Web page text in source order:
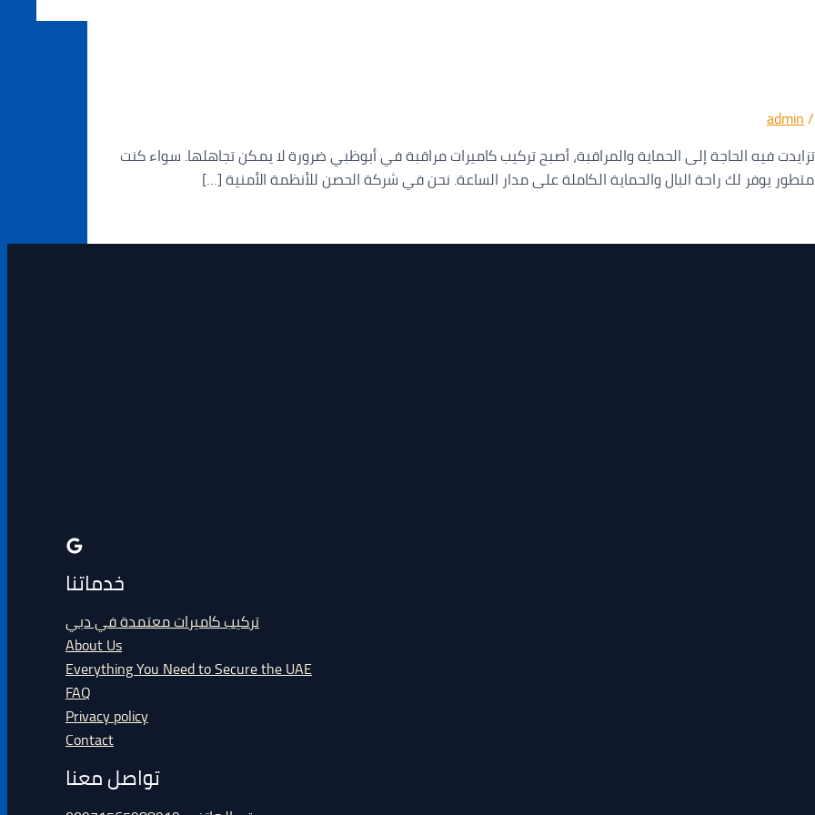
/
admin
مراقبة في أبوظبي اتصل بنا 0565988919 في عصر تزايدت فيه الحاجة إلى الحماية والمراقبة، أصبح تركيب كاميرات مراقبة في أبوظبي ضرورة لا يمكن تجاهلها. سواء كنت
يوفر لك راحة البال والحماية الكاملة على مدار الساعة. نحن في شركة الحصن للأنظمة الأمنية […]
خدماتنا
تركيب كاميرات معتمدة في دبي
About Us
Everything You Need to Secure the UAE
FAQ
Privacy policy
Contact
تواصل معنا